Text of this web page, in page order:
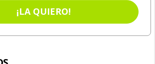
¡LA QUIERO!